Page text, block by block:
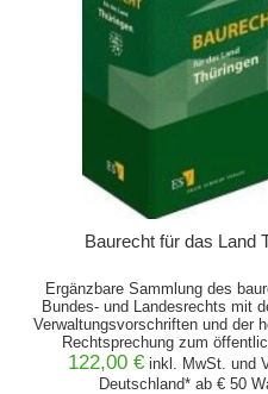
Baurecht für das Land
Ergänzbare Sammlung des
Bundes- und Landesrechts mit
Verwaltungsvorschriften und der
Rechtsprechung zum
122,00 € inkl. MwSt. und
Deutschland* ab € 50